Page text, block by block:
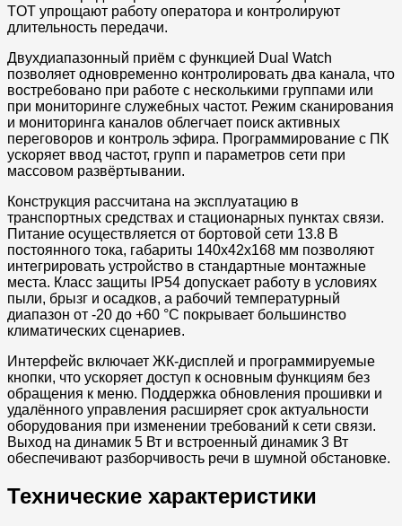
TOT упрощают работу оператора и контролируют
длительность передачи.
Двухдиапазонный приём с функцией Dual Watch
позволяет одновременно контролировать два канала, что
востребовано при работе с несколькими группами или
при мониторинге служебных частот. Режим сканирования
и мониторинга каналов облегчает поиск активных
переговоров и контроль эфира. Программирование с ПК
ускоряет ввод частот, групп и параметров сети при
массовом развёртывании.
Конструкция рассчитана на эксплуатацию в
транспортных средствах и стационарных пунктах связи.
Питание осуществляется от бортовой сети 13.8 В
постоянного тока, габариты 140x42x168 мм позволяют
интегрировать устройство в стандартные монтажные
места. Класс защиты IP54 допускает работу в условиях
пыли, брызг и осадков, а рабочий температурный
диапазон от -20 до +60 °С покрывает большинство
климатических сценариев.
Интерфейс включает ЖК-дисплей и программируемые
кнопки, что ускоряет доступ к основным функциям без
обращения к меню. Поддержка обновления прошивки и
удалённого управления расширяет срок актуальности
оборудования при изменении требований к сети связи.
Выход на динамик 5 Вт и встроенный динамик 3 Вт
обеспечивают разборчивость речи в шумной обстановке.
Технические характеристики